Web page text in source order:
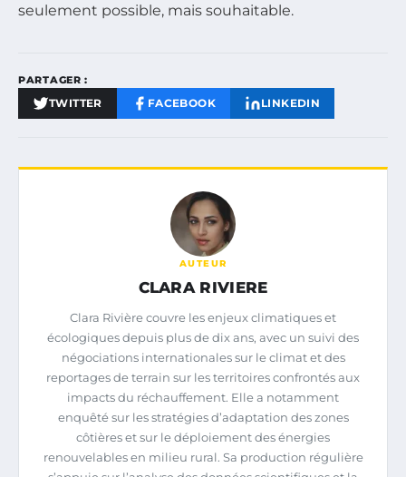
seulement possible, mais souhaitable.
PARTAGER :
TWITTER FACEBOOK LINKEDIN
AUTEUR
CLARA RIVIERE
Clara Rivière couvre les enjeux climatiques et
écologiques depuis plus de dix ans, avec un suivi des
négociations internationales sur le climat et des
reportages de terrain sur les territoires confrontés aux
impacts du réchauffement. Elle a notamment
enquêté sur les stratégies d’adaptation des zones
côtières et sur le déploiement des énergies
renouvelables en milieu rural. Sa production régulière